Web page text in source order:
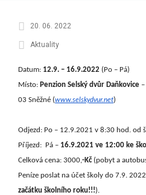
20. 06. 2022
Aktuality
Datum: 12.9. – 16.9.2022 (Po – Pá)
Místo: Penzion Selský dvůr Daňkovice
03 Sněžné (www.selskydvur.net)
Odjezd: Po – 12.9.2021 v 8:30 hod. od
Příjezd: Pá – 16.9.2021 ve 12:00 ke
Celková cena: 3000, -Kč (pobyt a
Peníze poslat na účet školy do 7.9.
začátku školního roku!!!).